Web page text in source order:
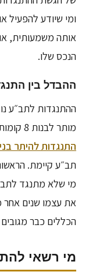
ומי שיודע להפעיל
אותה משמעותית, או
הנכס שלו.
ההבדל בין
ההתנגדות לתב״ע
מותר לבנות 8 קומות, לסלול כביש, או לשנות ייעוד – ואילו
התנגדות להיתר
תב״ע קיימת.
את עצמו שנים
הכללים כבר
מי רשאי